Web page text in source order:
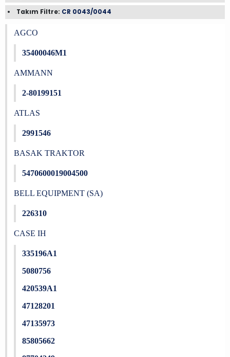
Takım Filtre: CR 0043/0044
AGCO
35400046M1
AMMANN
2-80199151
ATLAS
2991546
BASAK TRAKTOR
5470600019004500
BELL EQUIPMENT (SA)
226310
CASE IH
335196A1
5080756
420539A1
47128201
47135973
85805662